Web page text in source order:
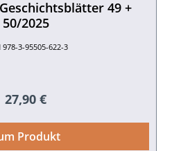
978-3-89735-450-049 +
50/2025
978-3-95505-622-3
Regulärer Preis:
27,90 €
Produkt